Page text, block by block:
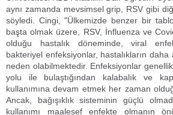
aynı zamanda mevsimsel grip, RSV gibi
söyledi. Cingi, "Ülkemizde benzer bir
başta olmak üzere, RSV, İnfluenza ve
olduğu hastalık döneminde, viral
bakteriyel enfeksiyonlar, hastalıkların
neden olabilmektedir. Enfeksiyonlar
yolu ile bulaştığından kalabalık ve
kullanımına devam etmek her zaman
Ancak, bağışıklık sisteminin güçlü
kullanımı maalesef enfekte olmanın